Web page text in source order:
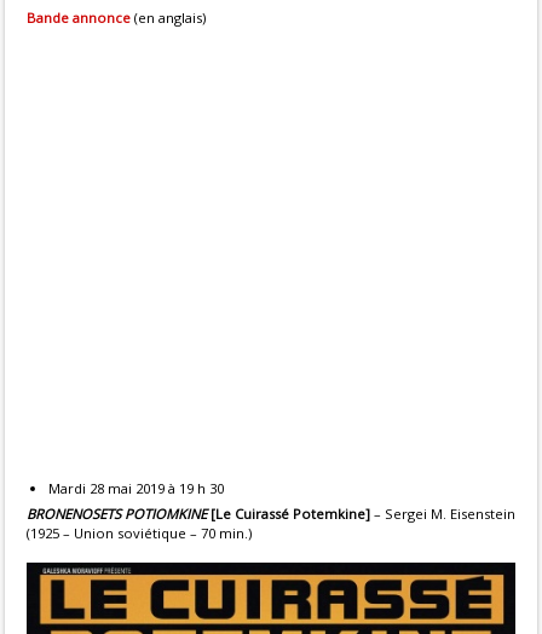
Bande annonce (en anglais)
Mardi 28 mai 2019 à 19 h 30
BRONENOSETS POTIOMKINE[Le Cuirassé Potemkine] – Sergei M. Eisenstein
(1925 – Union soviétique – 70 min.)